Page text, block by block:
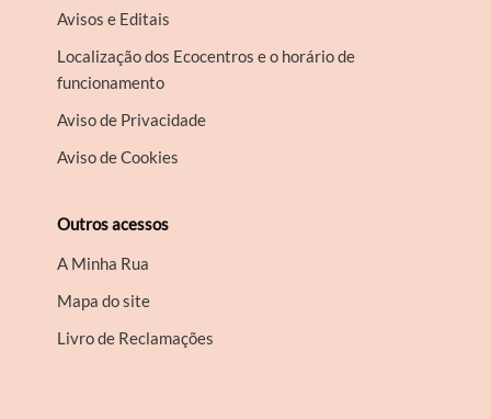
Avisos e Editais
Localização dos Ecocentros e o horário de
funcionamento
Aviso de Privacidade
Aviso de Cookies
Outros acessos
A Minha Rua
Mapa do site
Livro de Reclamações